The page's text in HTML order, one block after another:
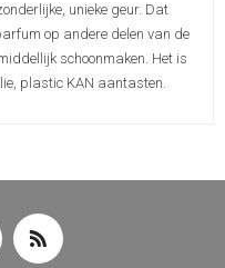
unieke geur. Dat
op andere delen van de
schoonmaken. Het is
plastic KAN aantasten.